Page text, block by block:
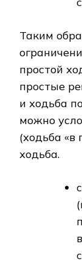
Таким
простой
простые
и ходьба
можно
(ходьба «в
ходьба.